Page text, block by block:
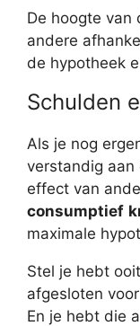
De hoogte van
andere
de hypotheek
Schulden
Als je nog
verstandig
effect van
consumptief
maximale
Stel je hebt
afgesloten
En je hebt die